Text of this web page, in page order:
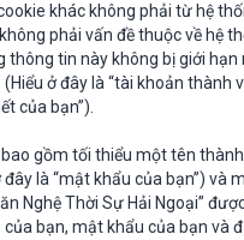
khác không phải từ hệ
phải vấn đề thuộc về
tin này không bị giới
(Hiểu ở đây là “tài khoản
của bạn”).
gồm tối thiểu một tên
là “mật khẩu của bạn”) và
Nghệ Thời Sự Hải Ngoại”
bạn, mật khẩu của bạn và